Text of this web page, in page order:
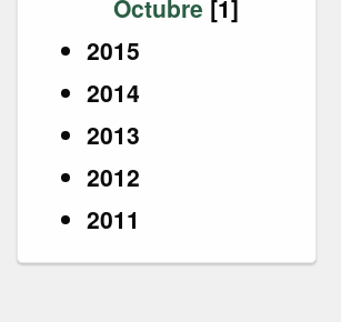
Octubre [1]
2015
2014
2013
2012
2011